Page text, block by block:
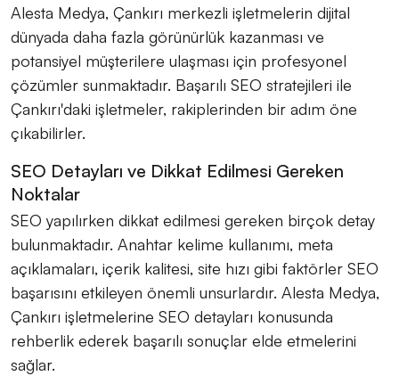
Alesta Medya, Çankırı merkezli işletmelerin dijital
dünyada daha fazla görünürlük kazanması ve
potansiyel müşterilere ulaşması için profesyonel
çözümler sunmaktadır. Başarılı SEO stratejileri ile
Çankırı'daki işletmeler, rakiplerinden bir adım öne
çıkabilirler.
SEO Detayları ve Dikkat Edilmesi Gereken
Noktalar
SEO yapılırken dikkat edilmesi gereken birçok detay
bulunmaktadır. Anahtar kelime kullanımı, meta
açıklamaları, içerik kalitesi, site hızı gibi faktörler SEO
başarısını etkileyen önemli unsurlardır. Alesta Medya,
Çankırı işletmelerine SEO detayları konusunda
rehberlik ederek başarılı sonuçlar elde etmelerini
sağlar.